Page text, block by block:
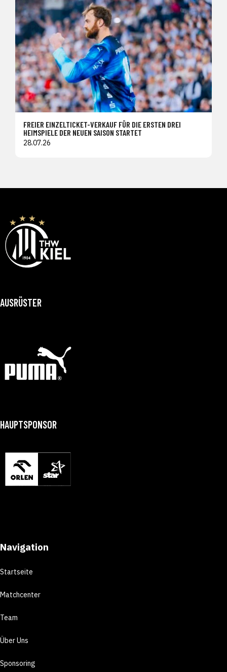
FREIER EINZELTICKET-VERKAUF FÜR DIE ERSTEN DREI
HEIMSPIELE DER NEUEN SAISON STARTET
28.07.26
AUSRÜSTER
HAUPTSPONSOR
Navigation
Startseite
Matchcenter
Team
Über Uns
Sponsoring